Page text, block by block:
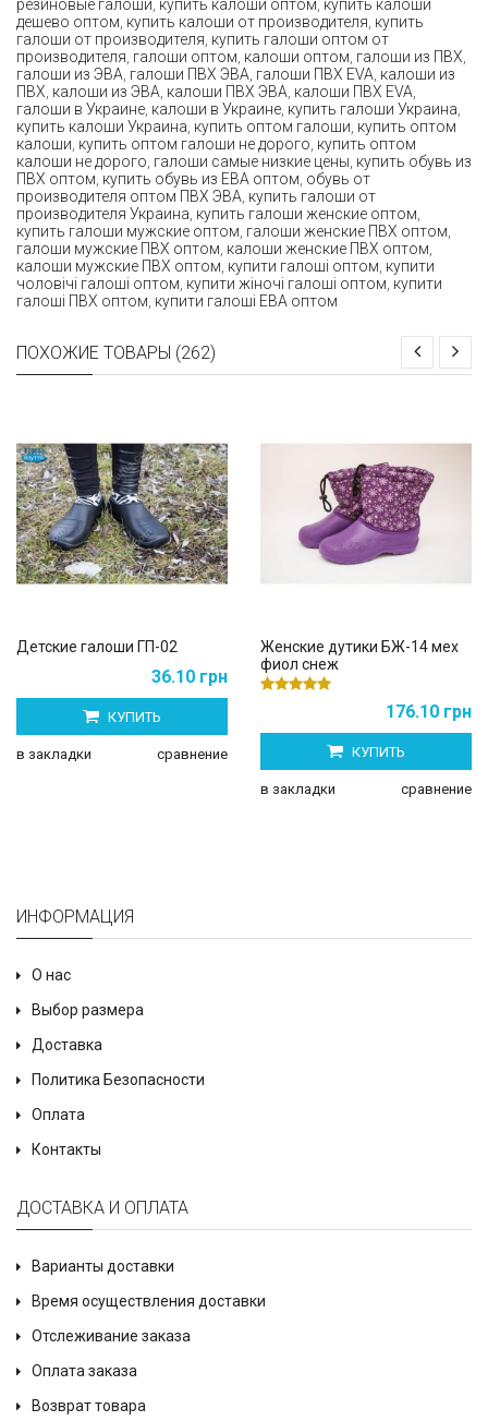
резиновые галоши купить калоши оптом купить калоши
дешево оптом купить калоши от производителя купить
галоши от производителя купить галоши оптом от
производителя галоши оптом калоши оптом галоши из ПВХ
галоши из ЭВА галоши ПВХ ЭВА галоши ПВХ EVA калоши из
ПВХ калоши из ЭВА калоши ПВХ ЭВА калоши ПВХ EVA
галоши в Украине калоши в Украине купить галоши Украина
купить калоши Украина купить оптом галоши купить оптом
калоши купить оптом галоши не дорого купить оптом
калоши не дорого галоши самые низкие цены купить обувь из
ПВХ оптом купить обувь из ЕВА оптом обувь от
производителя оптом ПВХ ЭВА купить галоши от
производителя Украина купить галоши женские оптом
купить галоши мужские оптом галоши женские ПВХ оптом
галоши мужские ПВХ оптом калоши женские ПВХ оптом
калоши мужские ПВХ оптом купити галоші оптом купити
чоловічі галоші оптом купити жіночі галоші оптом купити
галоші ПВХ оптом купити галоші ЕВА оптом
ПОХОЖИЕ ТОВАРЫ (262)
Детские галоши ГП-02
36.10 грн
КУПИТЬ
в закладки сравнение
Женские дутики БЖ-14 мех
фиол снеж
176.10 грн
КУПИТЬ
в закладки сравнение
ИНФОРМАЦИЯ
О нас
Выбор размера
Доставка
Политика Безопасности
Оплата
Контакты
ДОСТАВКА И ОПЛАТА
Варианты доставки
Время осуществления доставки
Отслеживание заказа
Оплата заказа
Возврат товара